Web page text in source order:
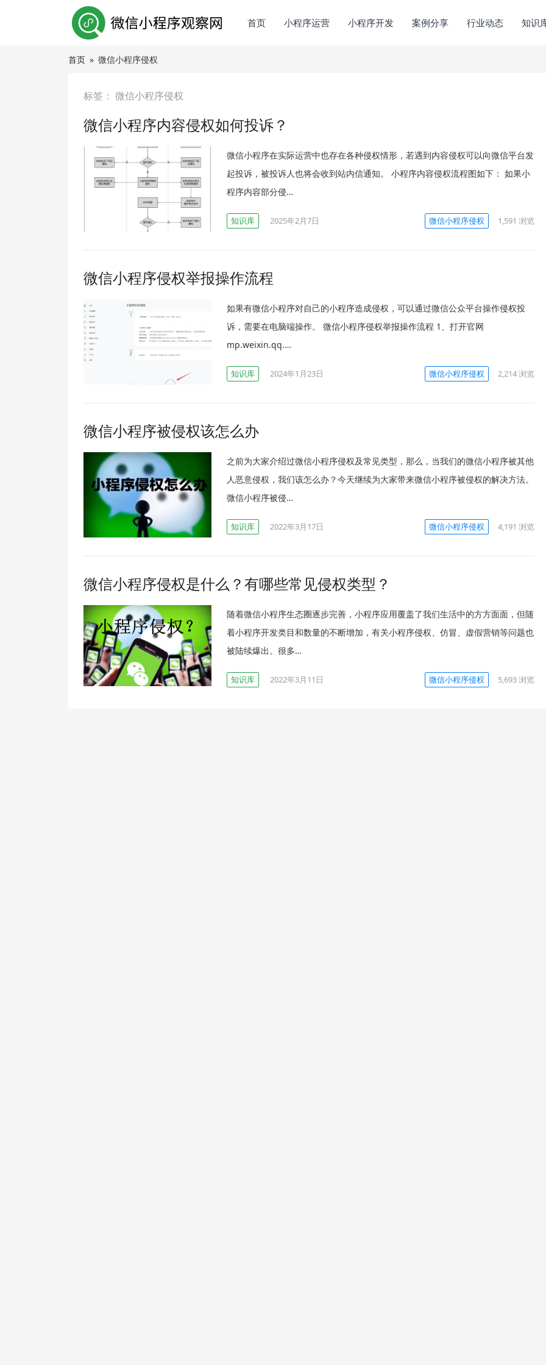
首页 小程序运营 小程序开发 案例分享 行业动态 知识
首页 » 微信小程序侵权
标签： 微信小程序侵权
微信小程序内容侵权如何投诉？
微信小程序在实际运营中也存在各种侵权情形，若遇到内容侵权可以向微信平台发
起投诉，被投诉人也将会收到站内信通知。 小程序内容侵权流程图如下： 如果小
程序内容部分侵…
知识库 2025年2月7日 微信小程序侵权 1,591 浏览
微信小程序侵权举报操作流程
如果有微信小程序对自己的小程序造成侵权，可以通过微信公众平台操作侵权投
诉，需要在电脑端操作。 微信小程序侵权举报操作流程 1、打开官网
mp.weixin.qq.…
知识库 2024年1月23日 微信小程序侵权 2,214浏览
微信小程序被侵权该怎么办
之前为大家介绍过微信小程序侵权及常见类型，那么，当我们的微信小程序被其他
人恶意侵权，我们该怎么办？今天继续为大家带来微信小程序被侵权的解决方法。
微信小程序被侵…
知识库 2022年3月17日 微信小程序侵权 4,191 浏览
微信小程序侵权是什么？有哪些常见侵权类型？
随着微信小程序生态圈逐步完善，小程序应用覆盖了我们生活中的方方面面，但随
着小程序开发类目和数量的不断增加，有关小程序侵权、仿冒、虚假营销等问题也
被陆续爆出。很多…
知识库 2022年3月11日 微信小程序侵权 5,693浏览